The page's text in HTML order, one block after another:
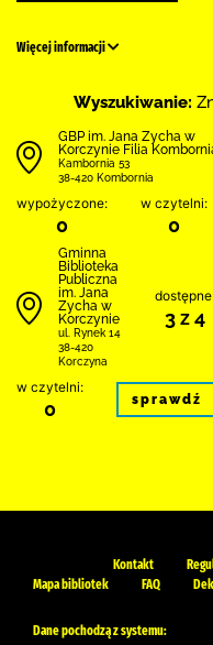
Więcej informacji
Wyszukiwanie:
GBP im. Jana Zycha w
Korczynie Filia
Kambornia 53
38-420 Kombornia
wypożyczone:
0
w czytelni:
0
Gminna
Biblioteka
Publiczna
im. Jana
Zycha w
Korczynie
ul. Rynek 14
38-420
Korczyna
3 z 4
w czytelni:
0 sprawdź
Kontakt
Mapa bibliotek
FAQ
Dane pochodzą z systemu: